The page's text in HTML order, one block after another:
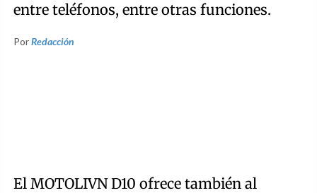
entre teléfonos, entre otras funciones.
PorRedacción
El MOTOLIVN D10 ofrece también al